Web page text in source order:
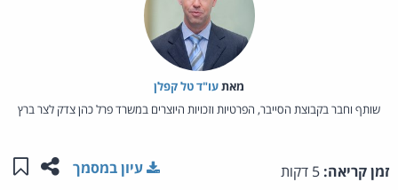
מאת‏עו"ד טל קפלן
שותף וחבר בקבוצת הסייבר, הפרטיות וזכויות היוצרים במשרד פרל כהן צדק לצר ברץ
זמן קריאה: שתפו
עיון במסמך